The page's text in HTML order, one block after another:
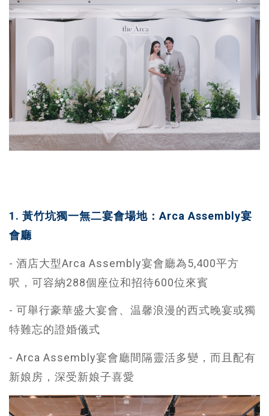
1. 黃竹坑獨一無二宴會場地：Arca Assembly宴
會廳
- 酒店大型Arca Assembly宴會廳為5,400平方
呎，可容納288個座位和招待600位來賓
- 可舉行豪華盛大宴會、温馨浪漫的西式晚宴或獨
特難忘的證婚儀式
- Arca Assembly宴會廳間隔靈活多變，而且配有
新娘房，深受新娘子喜愛